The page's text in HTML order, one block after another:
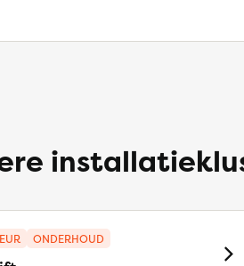
ONDERHOUD